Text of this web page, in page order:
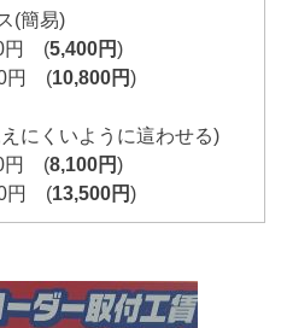
(簡易)
円 (5,400円)
円 (10,800円)
にくいように這わせる)
円 (8,100円)
円 (13,500円)